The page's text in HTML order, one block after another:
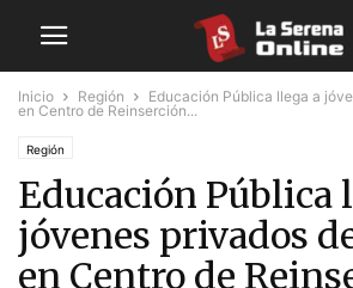
Inicio Región
Educación Pública llega a
en Centro de Reinserción...
Región
Educación Pública
jóvenes privados
en Centro de